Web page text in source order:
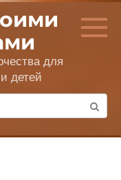
для
детей